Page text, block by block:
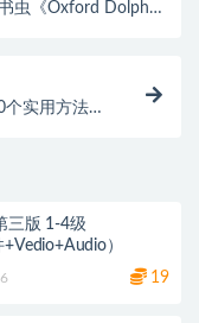
虫《Oxford Dolphin
实用方法培
三版 1-4级
）
19